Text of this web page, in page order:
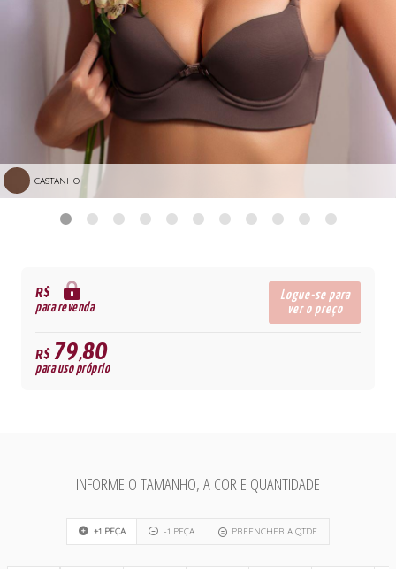
CASTANHO
R$
para revenda
Logue-se para
ver o preço
R$79,80
para uso próprio
INFORME O TAMANHO, A COR E QUANTIDADE
+1 PEÇA -1 PEÇA PREENCHER A QTDE